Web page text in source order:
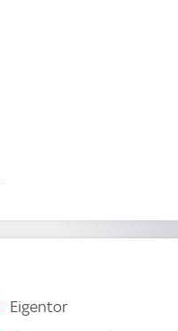
Eigentor